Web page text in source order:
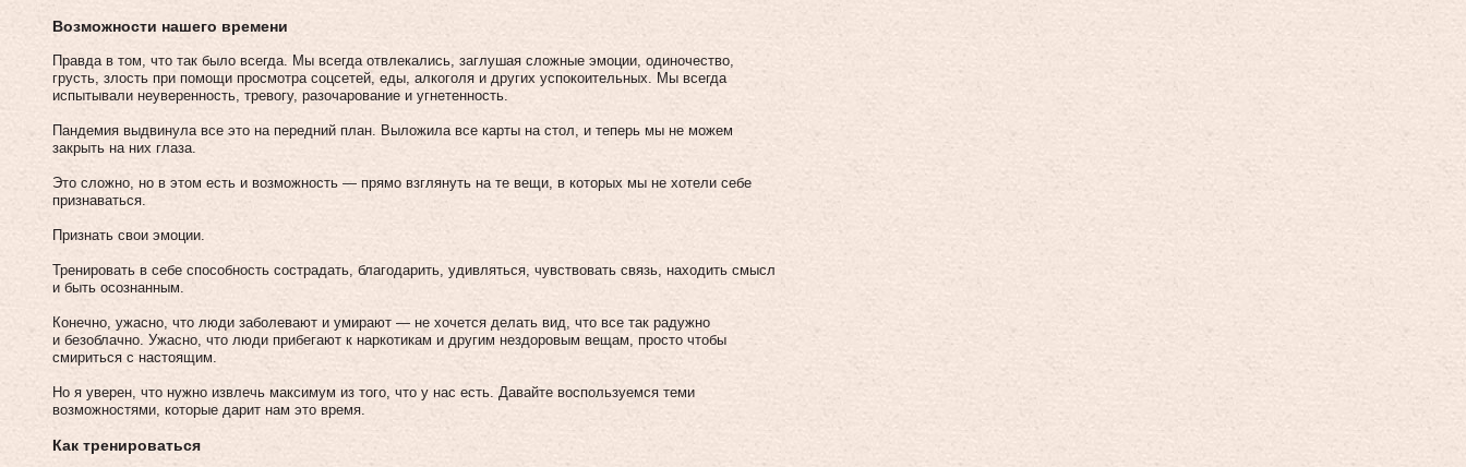
Возможности нашего времени
Правда в том, что так было всегда. Мы всегда отвлекались, заглушая сложные эмоции, одиночество,
грусть, злость при помощи просмотра соцсетей, еды, алкоголя и других успокоительных. Мы всегда
испытывали неуверенность, тревогу, разочарование и угнетенность.
Пандемия выдвинула все это на передний план. Выложила все карты на стол, и теперь мы не можем
закрыть на них глаза.
Это сложно, но в этом есть и возможность — прямо взглянуть на те вещи, в которых мы не хотели себе
признаваться.
Признать свои эмоции.
Тренировать в себе способность сострадать, благодарить, удивляться, чувствовать связь, находить смысл
и быть осознанным.
Конечно, ужасно, что люди заболевают и умирают — не хочется делать вид, что все так радужно
и безоблачно. Ужасно, что люди прибегают к наркотикам и другим нездоровым вещам, просто чтобы
смириться с настоящим.
Но я уверен, что нужно извлечь максимум из того, что у нас есть. Давайте воспользуемся теми
возможностями, которые дарит нам это время.
Как тренироваться